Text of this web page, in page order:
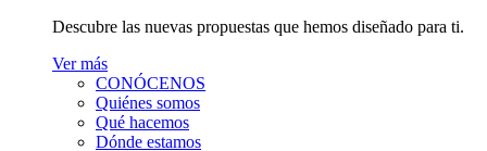
Descubre las nuevas propuestas que hemos diseñado para ti.
Ver más
CONÓCENOS
Quiénes somos
Qué hacemos
Dónde estamos